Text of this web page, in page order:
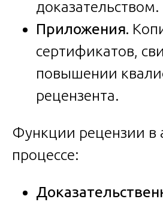
доказательством.
Приложения.
сертификатов,
повышении
рецензента.
Функции рецензии в
процессе: